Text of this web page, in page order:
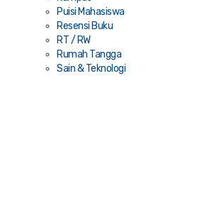
Puisi Mahasiswa
Resensi Buku
RT / RW
Rumah Tangga
Sain & Teknologi